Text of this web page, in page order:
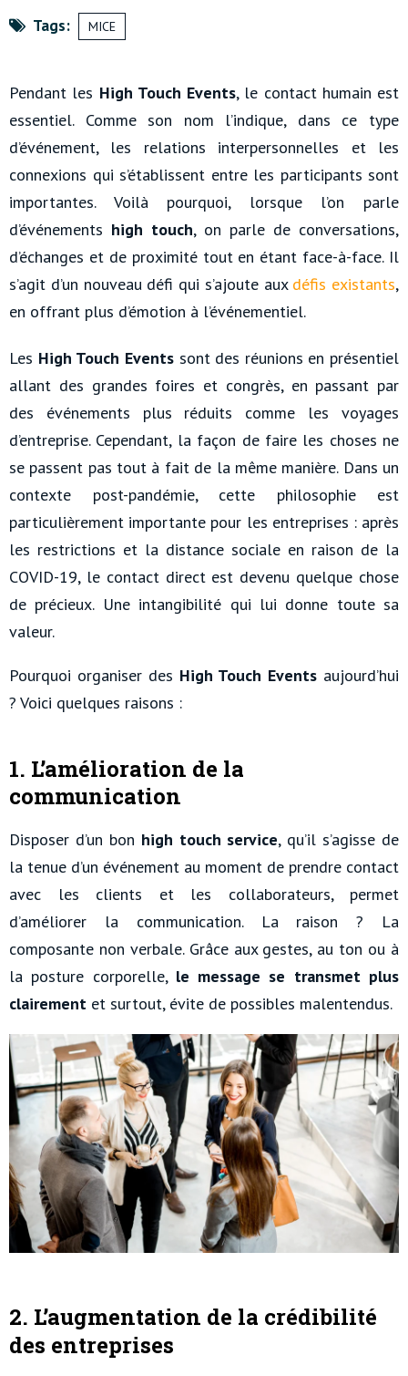
Tags: MICE
Pendant les High Touch Events, le contact humain est
essentiel. Comme son nom l’indique, dans ce type
d’événement, les relations interpersonnelles et les
connexions qui s’établissent entre les participants sont
importantes. Voilà pourquoi, lorsque l’on parle
d’événements high touch, on parle de conversations,
d’échanges et de proximité tout en étant face-à-face. Il
s’agit d’un nouveau défi qui s’ajoute aux défis existants,
en offrant plus d’émotion à l’événementiel.
Les High Touch Events sont des réunions en présentiel
allant des grandes foires et congrès, en passant par
des événements plus réduits comme les voyages
d’entreprise. Cependant, la façon de faire les choses ne
se passent pas tout à fait de la même manière. Dans un
contexte post-pandémie, cette philosophie est
particulièrement importante pour les entreprises : après
les restrictions et la distance sociale en raison de la
COVID-19, le contact direct est devenu quelque chose
de précieux. Une intangibilité qui lui donne toute sa
valeur.
Pourquoi organiser des High Touch Events aujourd’hui
? Voici quelques raisons :
1. L’amélioration de la
communication
Disposer d’un bon high touch service, qu’il s’agisse de
la tenue d’un événement au moment de prendre contact
avec les clients et les collaborateurs, permet
d’améliorer la communication. La raison ? La
composante non verbale. Grâce aux gestes, au ton ou à
la posture corporelle, le message se transmet plus
clairement et surtout, évite de possibles malentendus.
2. L’augmentation de la crédibilité
des entreprises